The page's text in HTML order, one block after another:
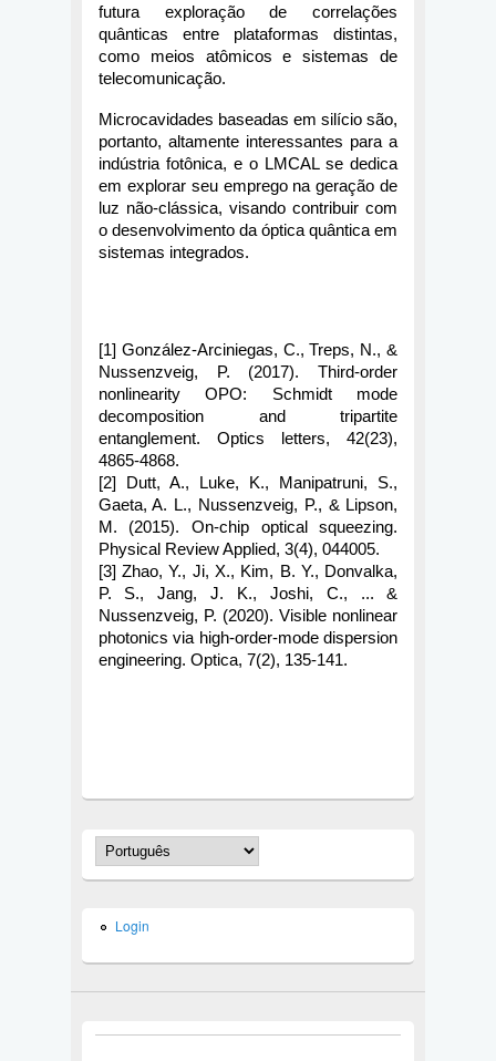
futura exploração de correlações
quânticas entre plataformas distintas,
como meios atômicos e sistemas de
telecomunicação.
Microcavidades baseadas em silício são,
portanto, altamente interessantes para a
indústria fotônica, e o LMCAL se dedica
em explorar seu emprego na geração de
luz não-clássica, visando contribuir com
o desenvolvimento da óptica quântica em
sistemas integrados.
[1] González-Arciniegas, C., Treps, N., &
Nussenzveig, P. (2017). Third-order
nonlinearity OPO: Schmidt mode
decomposition and tripartite
entanglement. Optics letters, 42(23),
4865-4868.
[2] Dutt, A., Luke, K., Manipatruni, S.,
Gaeta, A. L., Nussenzveig, P., & Lipson,
M. (2015). On-chip optical squeezing.
Physical Review Applied, 3(4), 044005.
[3] Zhao, Y., Ji, X., Kim, B. Y., Donvalka,
P. S., Jang, J. K., Joshi, C., ... &
Nussenzveig, P. (2020). Visible nonlinear
photonics via high-order-mode dispersion
engineering. Optica, 7(2), 135-141.
Login